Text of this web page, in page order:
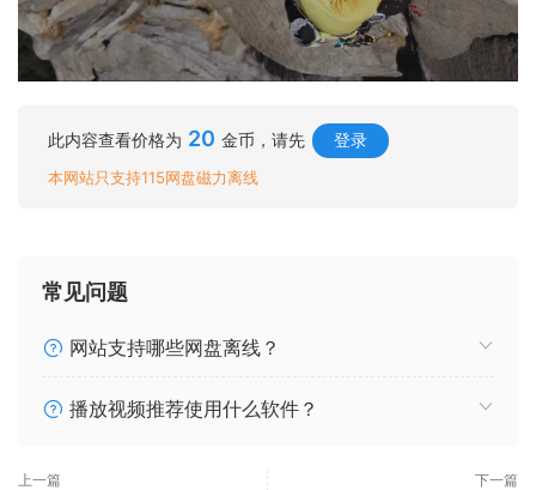
此内容查看价格为 20 金币，请先 登录
本网站只支持115网盘磁力离线
常见问题
网站支持哪些网盘离线？
播放视频推荐使用什么软件？
上一篇 下一篇